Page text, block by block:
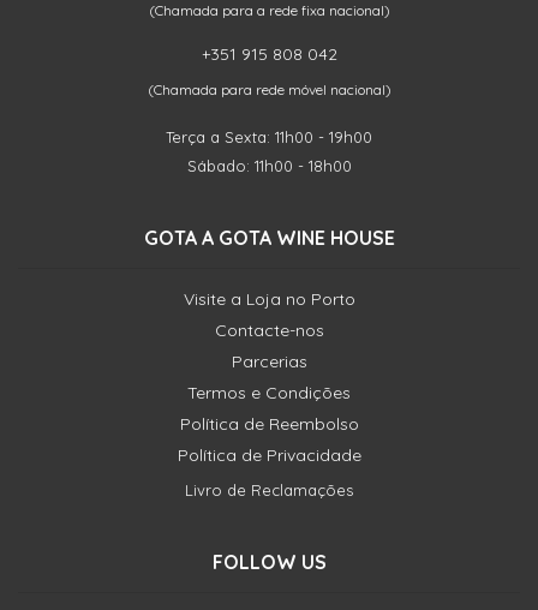
(Chamada para a rede fixa nacional)
+351 915 808 042
(Chamada para rede móvel nacional)
Terça a Sexta: 11h00 - 19h00
Sábado: 11h00 - 18h00
GOTA A GOTA WINE HOUSE
Visite a Loja no Porto
Contacte-nos
Parcerias
Termos e Condições
Política de Reembolso
Política de Privacidade
Livro de Reclamações
FOLLOW US